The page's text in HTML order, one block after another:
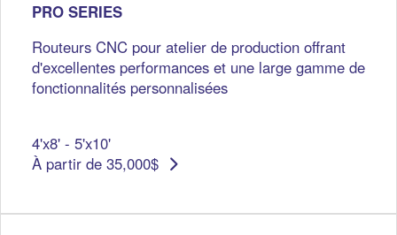
PRO SERIES
Routeurs CNC pour atelier de production offrant
d'excellentes performances et une large gamme de
fonctionnalités personnalisées
4'x8' - 5'x10'
À partir de 35,000$